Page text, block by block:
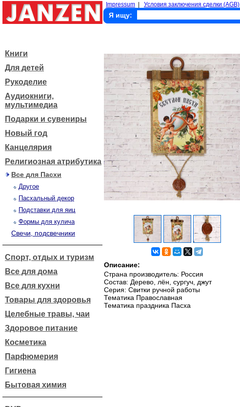
Impressum Условия заключения сделки (AGB)
Я ищу:
Книги
Для детей
Рукоделие
Аудиокниги,
мультимедиа
Подарки и сувениры
Новый год
Канцелярия
Религиозная атрибутика
Все для Пасхи
Другое
Пасхальный декор
Подставки для яиц
Формы для кулича
Свечи, подсвечники
Спорт, отдых и туризм
Все для дома
Все для кухни
Товары для здоровья
Целебные травы, чаи
Здоровое питание
Косметика
Парфюмерия
Гигиена
Бытовая химия
Описание:
Страна производитель: Россия
Состав: Дерево, лён, сургуч, джут
Серия: Свитки ручной работы
Тематика Православная
Тематика праздника Пасха